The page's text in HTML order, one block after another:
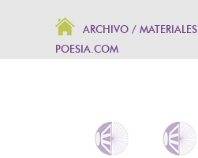
ARCHIVO / MATERIALES
POESIA.COM